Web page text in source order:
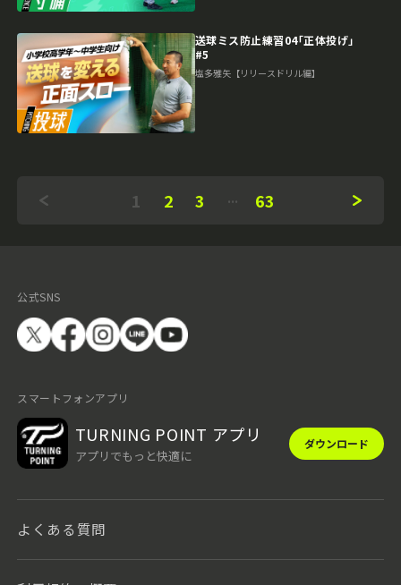
送球ミス防止練習04｢正体投げ｣
#5
塩多雅矢【リリースドリル編】
1 2 3 63
公式SNS
スマートフォンアプリ
TURNING POINT アプリ
アプリでもっと快適に
ダウンロード
よくある質問